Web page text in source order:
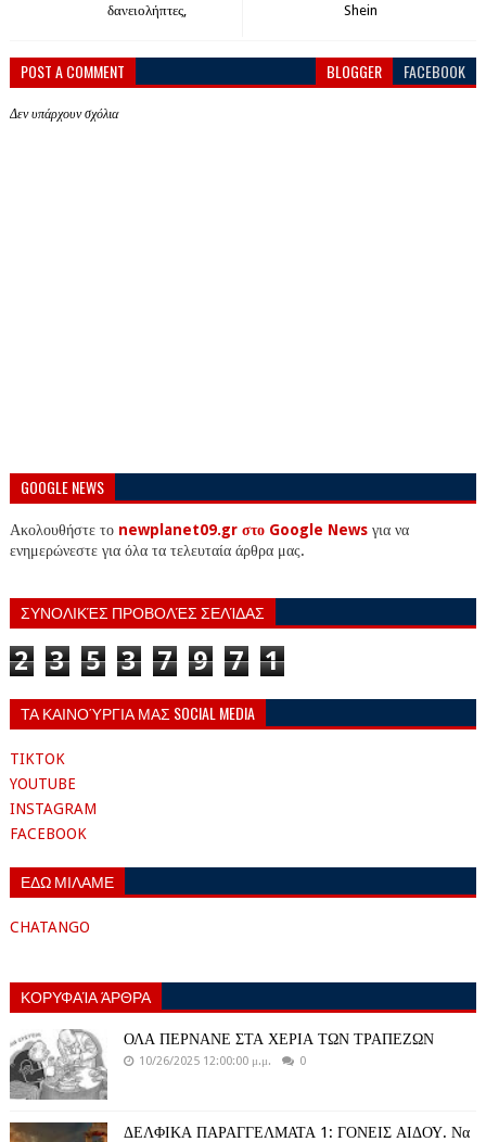
Shein
δανειολήπτες,
POST A COMMENT BLOGGER FACEBOOK
Δεν υπάρχουν σχόλια
GOOGLE NEWS
Ακολουθήστε το newplanet09.gr στο Google Newsγια να
ενημερώνεστε για όλα τα τελευταία άρθρα μας.
ΣΥΝΟΛΙΚΈΣ ΠΡΟΒΟΛΈΣ ΣΕΛΊΔΑΣ
2 3 5 3 7 9 7 1
ΤΑ ΚΑΙΝΟΎΡΓΙΑ ΜΑΣ SOCIAL MEDIA
TIKTOK
YOUTUBE
INSTAGRAM
FACEBOOK
ΕΔΩ ΜΙΛΑΜΕ
CHATANGO
ΚΟΡΥΦΑΊΑ ΆΡΘΡΑ
ΟΛΑ ΠΕΡΝΑΝΕ ΣΤΑ ΧΕΡΙΑ ΤΩΝ ΤΡΑΠΕΖΩΝ
10/26/2025 12:00:00 μ.μ. 0
ΔΕΛΦΙΚΑ ΠΑΡΑΓΓΕΛΜΑΤΑ 1: ΓΟΝΕΙΣ ΑΙΔΟΥ. Να